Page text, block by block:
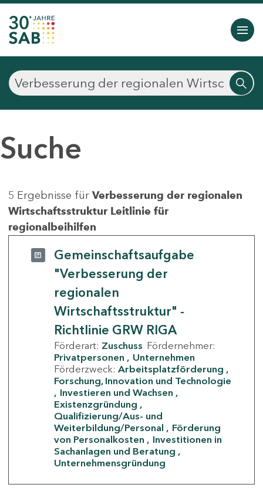
Suche
5 Ergebnisse für Verbesserung der regionalen
Wirtschaftsstruktur Leitlinie für
regionalbeihilfen
Gemeinschaftsaufgabe
"Verbesserung der
regionalen
Wirtschaftsstruktur" -
Richtlinie GRW RIGA
Förderart: Zuschuss Fördernehmer:
Privatpersonen
Unternehmen
Förderzweck: Arbeitsplatzförderung
Forschung, Innovation und Technologie
Investieren und Wachsen
Existenzgründung
Qualifizierung/Aus- und
Weiterbildung/Personal
Förderung
von Personalkosten
Investitionen in
Sachanlagen und Beratung
Unternehmensgründung